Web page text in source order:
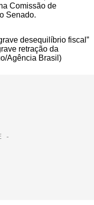
desequilíbrio fiscal”
retração da
Agência Brasil)